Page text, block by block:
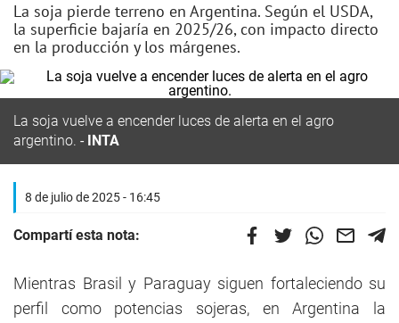
La soja pierde terreno en Argentina. Según el USDA,
la superficie bajaría en 2025/26, con impacto directo
en la producción y los márgenes.
La soja vuelve a encender luces de alerta en el agro
argentino.
INTA
8 de julio de 2025 - 16:45
Compartí esta nota:
Mientras Brasil y Paraguay siguen fortaleciendo su
perfil como potencias sojeras, en Argentina la